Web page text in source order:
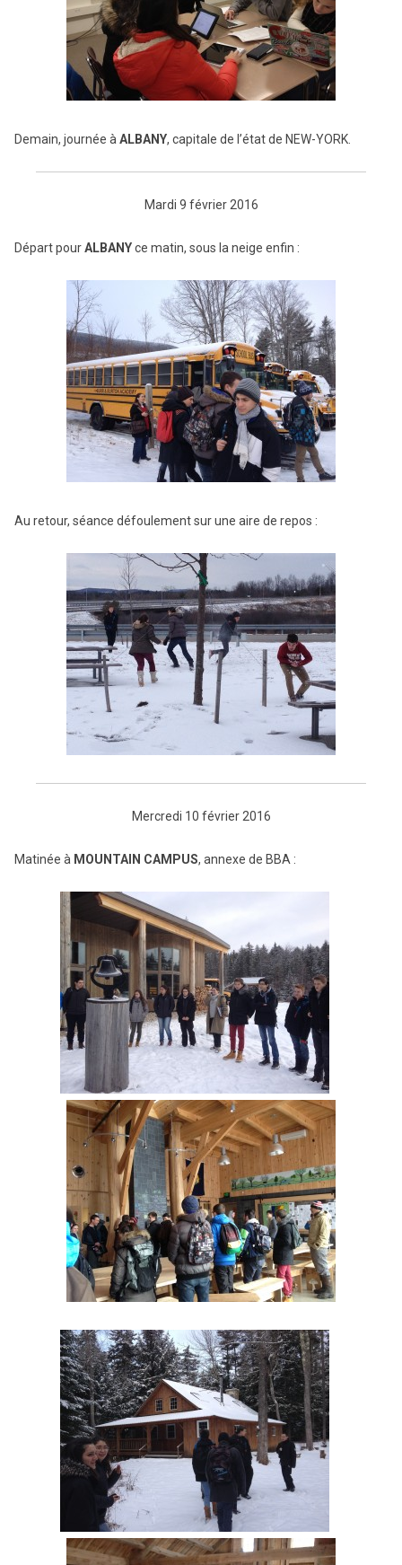
Demain, journée à ALBANY, capitale de l’état de NEW-YORK.
Mardi 9 février 2016
Départ pourALBANYce matin, sous la neige enfin :
Au retour, séance défoulement sur une aire de repos :
Mercredi 10 février 2016
Matinée à MOUNTAIN CAMPUS, annexe de BBA :